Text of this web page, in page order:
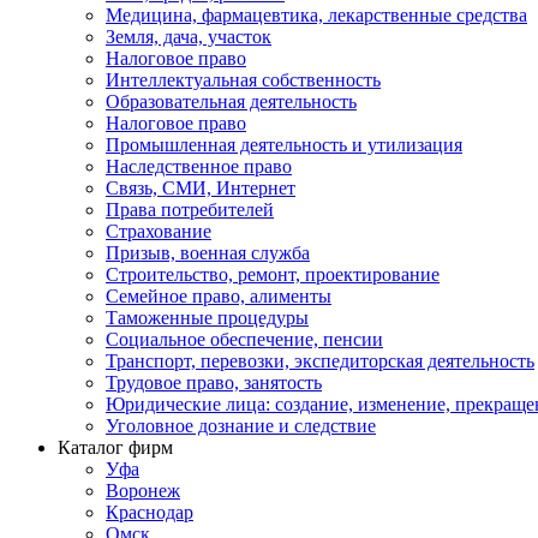
Медицина, фармацевтика, лекарственные средства
Земля, дача, участок
Налоговое право
Интеллектуальная собственность
Образовательная деятельность
Налоговое право
Промышленная деятельность и утилизация
Наследственное право
Связь, СМИ, Интернет
Права потребителей
Страхование
Призыв, военная служба
Строительство, ремонт, проектирование
Семейное право, алименты
Таможенные процедуры
Социальное обеспечение, пенсии
Транспорт, перевозки, экспедиторская деятельность
Трудовое право, занятость
Юридические лица: создание, изменение,
Уголовное дознание и следствие
Каталог фирм
Уфа
Воронеж
Краснодар
Омск